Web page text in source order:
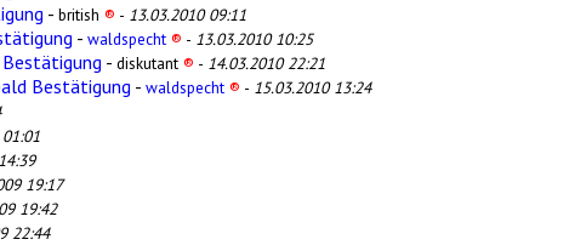
- british ® - 13.03.2010 09:11
- waldspecht ® - 13.03.2010 10:25
- diskutant ® - 14.03.2010 22:21
Bestätigung - waldspecht ® - 15.03.2010 13:24
19:17
19:42
22:44